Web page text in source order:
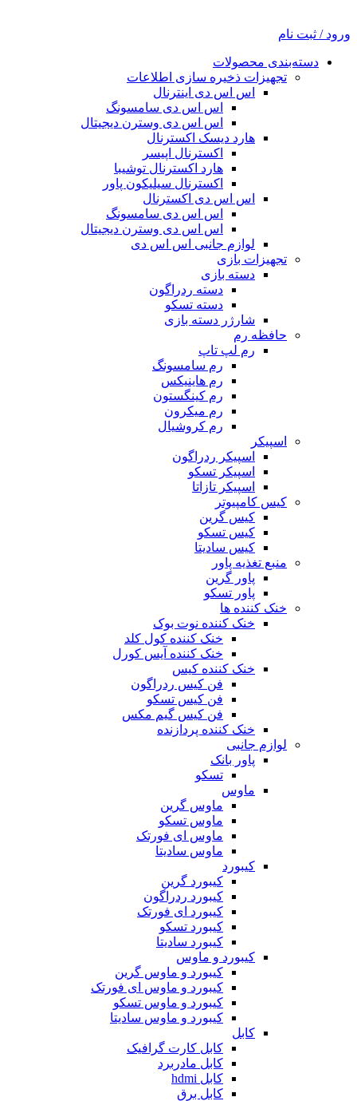
ورود / ثبت نام
دسته‌بندی محصولات
تجهیزات ذخیره سازی اطلاعات
اس اس دی اینترنال
اس اس دی سامسونگ
اس اس دی وسترن دیجیتال
هارد دیسک اکسترنال
اکسترنال اپیسر
هارد اکسترنال توشیبا
اکسترنال سیلیکون پاور
اس اس دی اکسترنال
اس اس دی سامسونگ
اس اس دی وسترن دیجیتال
لوازم جانبی اس اس دی
تجهیزات بازی
دسته بازی
دسته ردراگون
دسته تسکو
شارژر دسته بازی
حافظه رم
رم لپ تاپ
رم سامسونگ
رم هاینیکس
رم کینگستون
رم میکرون
رم کروشیال
اسپیکر
اسپیکر ردراگون
اسپیکر تسکو
اسپیکر تازاتا
کیس کامپیوتر
کیس گرین
کیس تسکو
کیس سادیتا
منبع تغذیه‌ پاور
پاور گرین
پاور تسکو
خنک کننده ها
خنک کننده نوت بوک
خنک کننده کول کلد
خنک کننده آیس کورل
خنک کننده کیس
فن کیس ردراگون
فن کیس تسکو
فن کیس گیم مکس
خنک کننده پردازنده
لوازم جانبی
پاور بانک
تسکو
ماوس
ماوس گرین
ماوس تسکو
ماوس ای فورتک
ماوس سادیتا
کیبورد
کیبورد گرین
کیبورد ردراگون
کیبورد ای فورتک
کیبورد تسکو
کیبورد سادیتا
کیبورد و ماوس
کیبورد و ماوس گرین
کیبورد و ماوس ای فورتک
کیبورد و ماوس تسکو
کیبورد و ماوس سادیتا
کابل
کابل کارت گرافیک
کابل مادربرد
کابل hdmi
کابل برق